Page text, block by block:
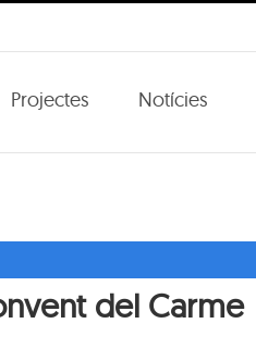
Projectes Notícies
del Carme